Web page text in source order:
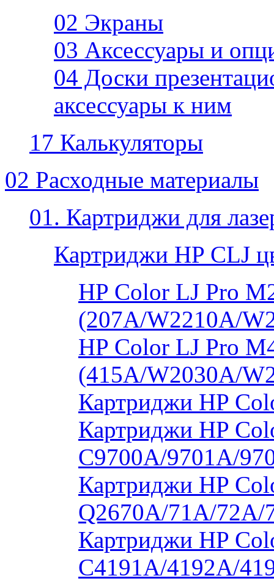
02 Экраны
03 Аксессуары и
04 Доски
аксессуары к ним
17 Калькуляторы
02 Расходные материалы
01. Картриджи для
Картриджи HP CLJ
HP Color LJ Pro
(207A/W2210A/
HP Color LJ Pro
(415A/W2030A/
Картриджи HP
Картриджи HP
C9700A/9701A/
Картриджи HP
Q2670A/71A/
Картриджи HP
C4191A/4192A/